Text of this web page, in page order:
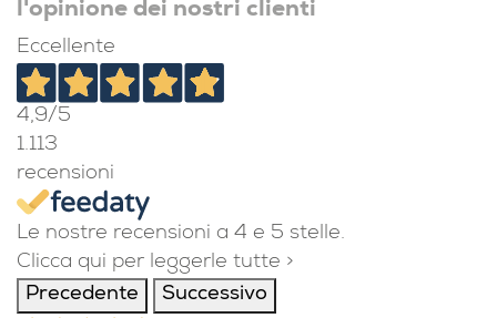
l'opinione dei nostri clienti
Eccellente
4,9/5
1.113
recensioni
Le nostre recensioni a 4 e 5 stelle.
Clicca qui per leggerle tutte >
Precedente
Successivo